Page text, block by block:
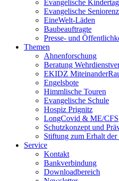
Evangelische
Evangelische
EineWelt-Läden
Baubeauftragte
Presse- und
Themen
Ahnenforschung
Beratung
EKIDZ
Engelsbote
Himmlische Touren
Evangelische Schule
Hospiz Prignitz
LongCovid & ME/CFS
Schutzkonzept und
Stiftung zum Erhalt
Service
Kontakt
Bankverbindung
Downloadbereich